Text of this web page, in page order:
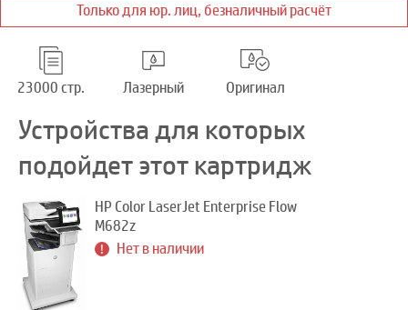
Только для юр. лиц, безналичный расчёт
23000 стр. Лазерный Оригинал
Устройства для которых
подойдет этот картридж
HP Color LaserJet Enterprise Flow
M682z
Нет в наличии